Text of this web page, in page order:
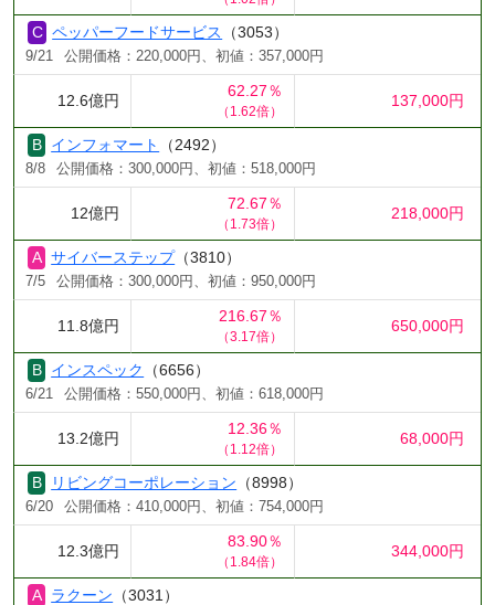
ペッパーフードサービス （3053）
9/21 公開価格：220,000円、初値：357,000円
12.6億円
62.27％
（1.62倍）
137,000円
インフォマート （2492）
8/8 公開価格：300,000円、初値：518,000円
12億円
72.67％
（1.73倍）
218,000円
サイバーステップ（3810）
7/5 公開価格：300,000円、初値：950,000円
11.8億円
216.67％
（3.17倍）
650,000円
インスペック （6656）
6/21 公開価格：550,000円、初値：618,000円
13.2億円
12.36％
（1.12倍）
68,000円
リビングコーポレーション （8998）
6/20 公開価格：410,000円、初値：754,000円
12.3億円
83.90％
（1.84倍）
344,000円
ラクーン （3031）